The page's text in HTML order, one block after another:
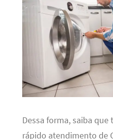
Dessa forma, saiba
rápido atendimento de